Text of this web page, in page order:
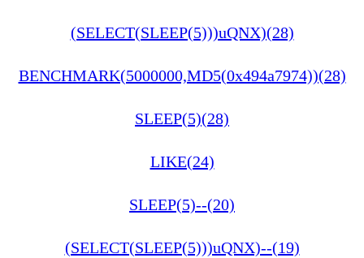
(SELECT(SLEEP(5)))uQNX)(28)
BENCHMARK(5000000,MD5(0x494a7974))(28)
SLEEP(5)(28)
LIKE(24)
SLEEP(5)--(20)
(SELECT(SLEEP(5)))uQNX)--(19)